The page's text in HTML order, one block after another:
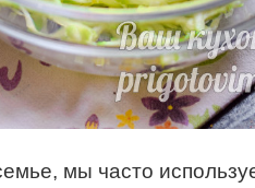
мы часто